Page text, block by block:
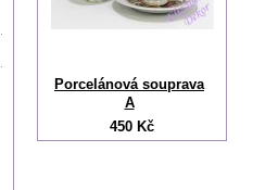
Porcelánová souprava
A
450 Kč